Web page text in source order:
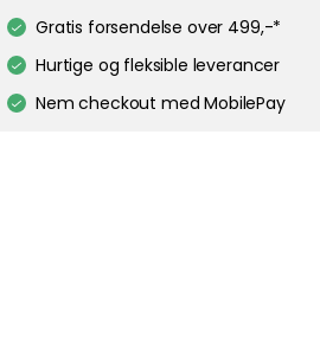
Gratis forsendelse over 499,-*
Hurtige og fleksible leverancer
Nem checkout med MobilePay